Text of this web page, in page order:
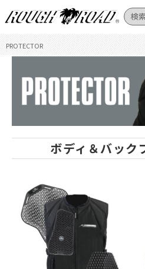
PROTECTOR
ボディ＆バック